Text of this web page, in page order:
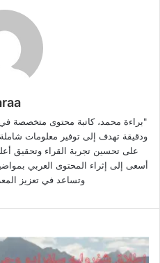
"براءة محمد، كاتبة محتوى متخصصة
ودقيقة تهدف إلى توفير معلومات
على تحسين تجربة القراء وتحقيق
أسعى إلى إثراء المحتوى العربي
وتساعد في تعزيز